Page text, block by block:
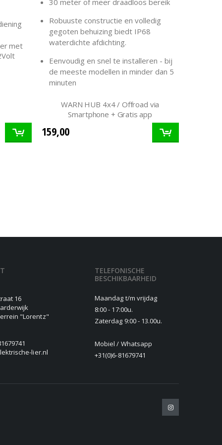
met
30 meter of meer draadloos bereik
Robuuste constructie en volledig
gegoten behuizing biedt IP68
waterdichte afdichting.
Eenvoudig en snel te installeren - bij
de meeste modellen in minder dan 5
minuten
WARN HUB 4x4 / Offroad via
Smartphone + Gratis app
159,00
16
"Lorentz"
lier.nl
TELEFONISCHE
BESCHIKBAARHEID
Maandag t/m vrijdag
8:00 - 17:00u.
Zaterdag 9:00 - 13.00u.
Mobiel / Whatsapp
+31(0)6-81679741